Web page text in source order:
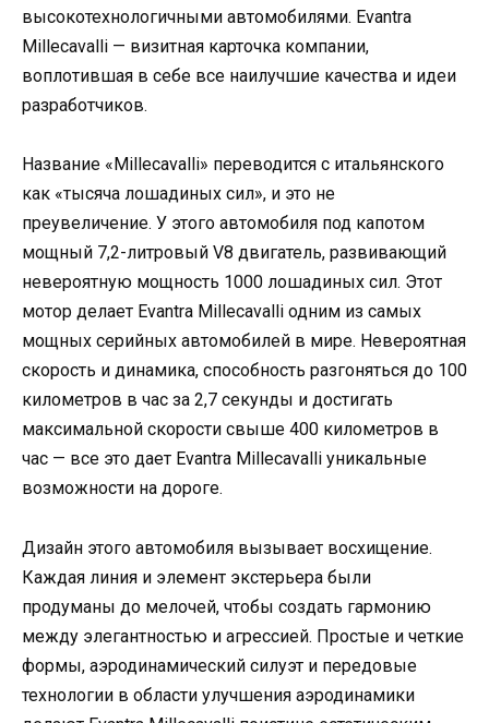
высокотехнологичными автомобилями. Evantra
Millecavalli — визитная карточка компании,
воплотившая в себе все наилучшие качества и идеи
разработчиков.
Название «Millecavalli» переводится с итальянского
как «тысяча лошадиных сил», и это не
преувеличение. У этого автомобиля под капотом
мощный 7,2-литровый V8 двигатель, развивающий
невероятную мощность 1000 лошадиных сил. Этот
мотор делает Evantra Millecavalli одним из самых
мощных серийных автомобилей в мире. Невероятная
скорость и динамика, способность разгоняться до 100
километров в час за 2,7 секунды и достигать
максимальной скорости свыше 400 километров в
час — все это дает Evantra Millecavalli уникальные
возможности на дороге.
Дизайн этого автомобиля вызывает восхищение.
Каждая линия и элемент экстерьера были
продуманы до мелочей, чтобы создать гармонию
между элегантностью и агрессией. Простые и четкие
формы, аэродинамический силуэт и передовые
технологии в области улучшения аэродинамики